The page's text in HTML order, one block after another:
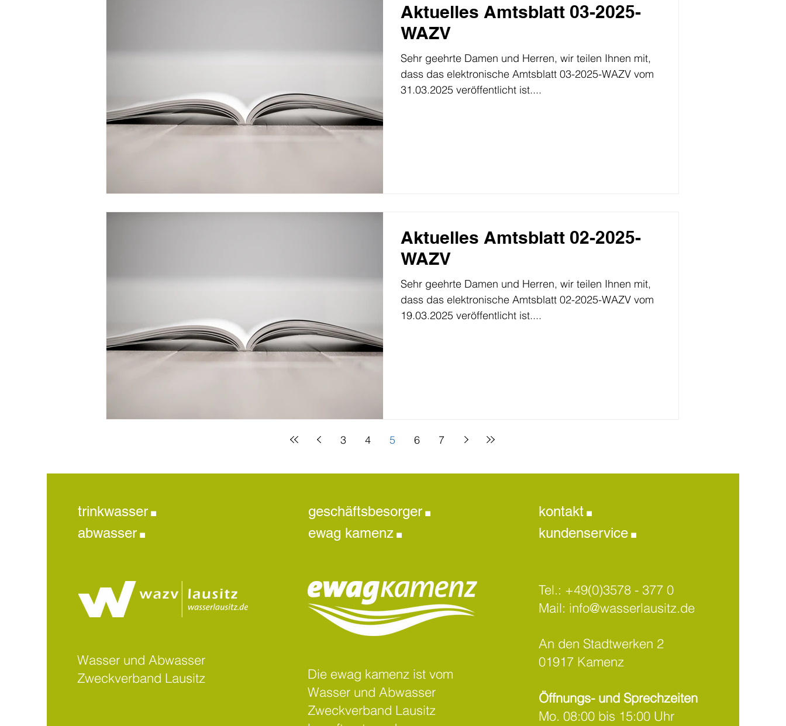
Aktuelles Amtsblatt 03-2025-
WAZV
Sehr geehrte Damen und Herren, wir teilen Ihnen mit,
dass das elektronische Amtsblatt 03-2025-WAZV vom
31.03.2025 veröffentlicht ist....
Aktuelles Amtsblatt 02-2025-
WAZV
Sehr geehrte Damen und Herren, wir teilen Ihnen mit,
dass das elektronische Amtsblatt 02-2025-WAZV vom
19.03.2025 veröffentlicht ist....
3 4 5 6 7
trinkwasser.
abwasser.
Wasser und Abwasser
Zweckverband Lausitz
geschäftsbesorger.
ewag kamenz.
Die ewag kamenz ist vom
Wasser und Abwasser
Zweckverband Lausitz
kontakt.
kundenservice.
Tel.: +49(0)3578 - 377 0
Mail: info@wasserlausitz.de
An den Stadtwerken 2
01917 Kamenz
Öffnungs- und Sprechzeiten
Mo. 08:00 bis 15:00 Uhr